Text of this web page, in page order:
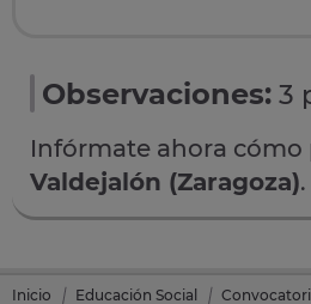
Observaciones: 3
Infórmate ahora cómo
Valdejalón (Zaragoza)
Inicio Educación Social